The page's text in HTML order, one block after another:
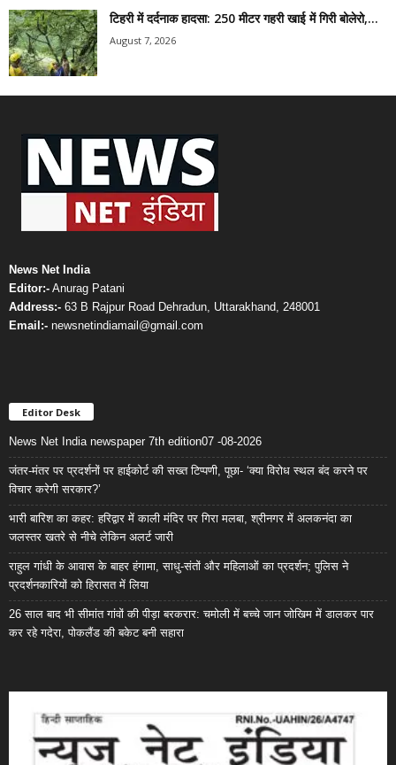
टिहरी में दर्दनाक हादसा: 250 मीटर गहरी खाई में गिरी बोलेरो,...
August 7, 2026
News Net India
Editor:- Anurag Patani
Address:- 63 B Rajpur Road Dehradun, Uttarakhand, 248001
Email:- newsnetindiamail@gmail.com
Editor Desk
News Net India newspaper 7th edition07 -08-2026
जंतर-मंतर पर प्रदर्शनों पर हाईकोर्ट की सख्त टिप्पणी, पूछा- ‘क्या विरोध स्थल बंद करने पर
विचार करेगी सरकार?’
भारी बारिश का कहर: हरिद्वार में काली मंदिर पर गिरा मलबा, श्रीनगर में अलकनंदा का
जलस्तर खतरे से नीचे लेकिन अलर्ट जारी
राहुल गांधी के आवास के बाहर हंगामा, साधु-संतों और महिलाओं का प्रदर्शन; पुलिस ने
प्रदर्शनकारियों को हिरासत में लिया
26 साल बाद भी सीमांत गांवों की पीड़ा बरकरार: चमोली में बच्चे जान जोखिम में डालकर पार
कर रहे गदेरा, पोकलैंड की बकेट बनी सहारा